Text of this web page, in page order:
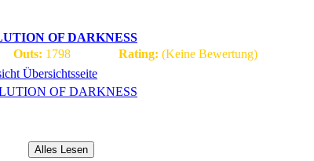
OF DARKNESS
Outs: 1798 Rating: (Keine Bewertung)
Übersichtsseite
Alles Lesen